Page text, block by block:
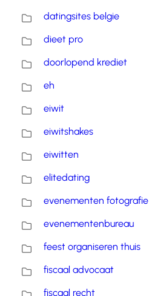
datingsites belgie
dieet pro
doorlopend krediet
eh
eiwit
eiwitshakes
eiwitten
elitedating
evenementen fotografie
evenementenbureau
feest organiseren thuis
fiscaal advocaat
fiscaal recht